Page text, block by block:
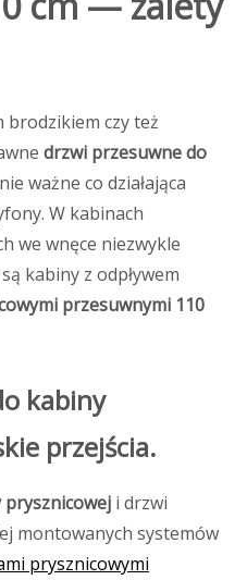
czy też
drzwi przesuwne do
ważne co działająca
W kabinach
we wnęce niezwykle
kabiny z odpływem
przesuwnymi 110
kabiny
przejścia.
i drzwi
montowanych systemów
prysznicowymi